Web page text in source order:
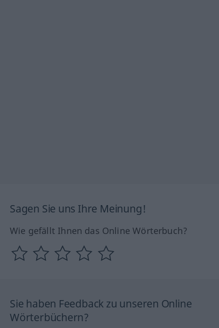
Sagen Sie uns Ihre Meinung!
Wie gefällt Ihnen das Online Wörterbuch?
Sie haben Feedback zu unseren Online
Wörterbüchern?